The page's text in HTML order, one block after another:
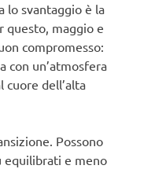
lo svantaggio è la
questo, maggio e
compromesso:
con un’atmosfera
cuore dell’alta
Possono
equilibrati e meno